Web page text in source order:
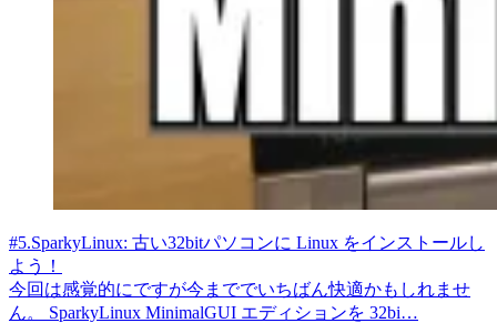
#5.SparkyLinux: 古い32bitパソコンに Linux をインストールし
よう！
今回は感覚的にですが今まででいちばん快適かもしれませ
ん。 SparkyLinux MinimalGUI エディションを 32bi…